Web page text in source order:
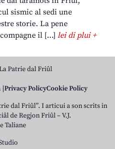
sismic al sedi une
storie. La pene
il […] lei di plui +
Patrie dal Friûl
Privacy PolicyCookie Policy
dal Friûl”. I articui a son scrits in
de Regjon Friûl – V.J.
Taliane